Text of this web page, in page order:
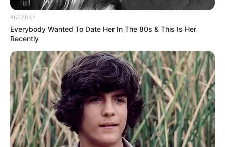
BUZZDAY
Everybody Wanted To Date Her In The 80s & This Is Her
Recently